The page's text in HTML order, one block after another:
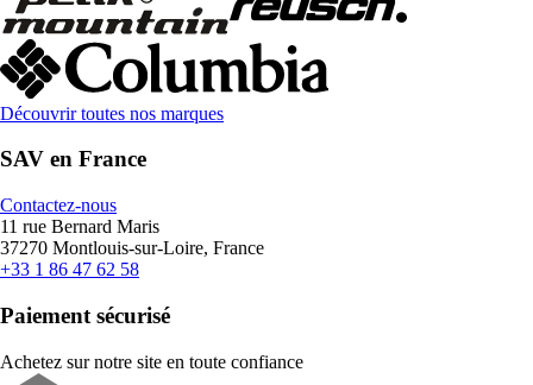
Découvrir toutes nos marques
SAV en France
Contactez-nous
11 rue Bernard Maris
37270 Montlouis-sur-Loire, France
+33 1 86 47 62 58
Paiement sécurisé
Achetez sur notre site en toute confiance